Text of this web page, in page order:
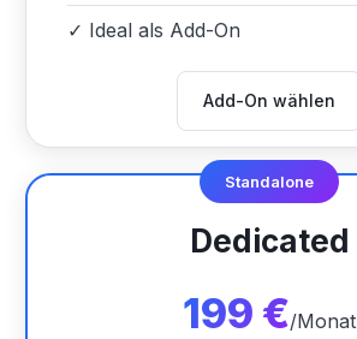
✓ Ideal als Add-On
Add-On wählen
Standalone
Dedicated
199 €/Monat